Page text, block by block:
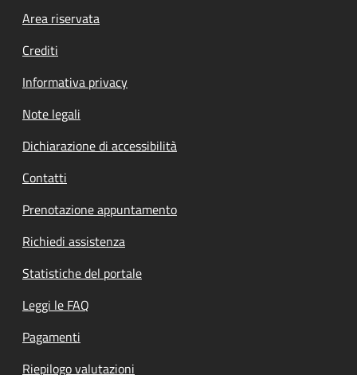
Footer menu
Area riservata
Crediti
Informativa privacy
Note legali
Dichiarazione di accessibilità
Contatti
Prenotazione appuntamento
Richiedi assistenza
Statistiche del portale
Leggi le FAQ
Pagamenti
Riepilogo valutazioni